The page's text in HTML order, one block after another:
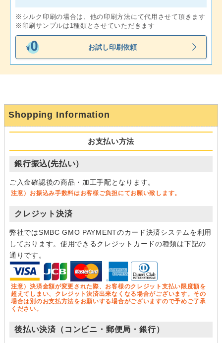
※シルク印刷の場合は、他の印刷方法にて代用させて頂きます
※印刷サンプルは1種類とさせていただきます
お試し印刷依頼
Shopping Information
お支払い方法
銀行振込(先払い）
ご入金確認後の商品・加工手配となります。
注意）お振込み手数料はお客様ご負担にてお願い致します。
クレジット決済
弊社ではSMBC GMO PAYMENTのカード決済システムを利用
しております。使用できるクレジットカードの種類は下記の
通りです。
注意）決済金額が変更された際、お客様のクレジット支払い限度額を
超えてしまい、クレジット決済出来なくなる場合がございます。その
場合は別のお支払方法をお願いする場合がございますので予めご了承
ください。
後払い決済（コンビニ・郵便局・銀行）